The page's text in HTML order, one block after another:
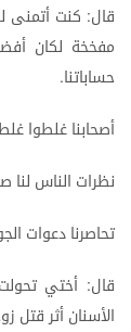
قال: كنت أتمنى
مفخخة لكان
حساباتنا.
أصحابناغلطوا
نظرات الناس لنا
تحاصرنادعوات
قال: أختي تحولت
الأسنانأثرقتل